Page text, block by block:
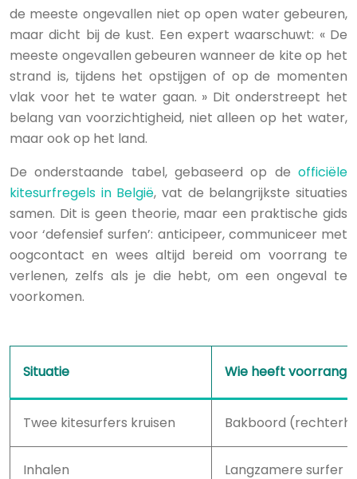
de meeste ongevallen niet op open water gebeuren,
maar dicht bij de kust. Een expert waarschuwt: « De
meeste ongevallen gebeuren wanneer de kite op het
strand is, tijdens het opstijgen of op de momenten
vlak voor het te water gaan. » Dit onderstreept het
belang van voorzichtigheid, niet alleen op het water,
maar ook op het land.
De onderstaande tabel, gebaseerd op de officiële
kitesurfregels in België, vat de belangrijkste situaties
samen. Dit is geen theorie, maar een praktische gids
voor ‘defensief surfen’: anticipeer, communiceer met
oogcontact en wees altijd bereid om voorrang te
verlenen, zelfs als je die hebt, om een ongeval te
voorkomen.
Situatie Wie heeft voorrang
Twee kitesurfers kruisen Bakboord
Inhalen Langzamere surfer